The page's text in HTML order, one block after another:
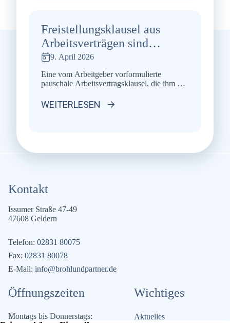
für die Entscheidung und Identität des Kindes
sehr wichtig. OLG Zweibrücken, […]
Freistellungsklausel aus
Arbeitsverträgen sind
unwirksam
9. April 2026
Eine vom Arbeitgeber vorformulierte
pauschale Arbeitsvertragsklausel, die ihm die
gekündigten Arbeitsverhältnis ohne weitere
WEITERLESEN
Kontakt
Issumer Straße 47-49
47608 Geldern
Telefon: 02831 80075
Fax: 02831 80078
E-Mail: info@brohlundpartner.de
Öffnungszeiten
Montags bis Donnerstags:
Wichtiges
Aktuelles